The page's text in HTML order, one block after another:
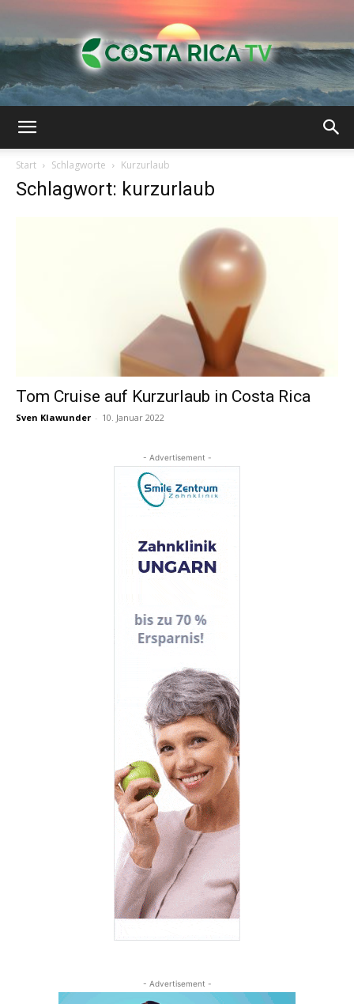
TV
&
Aktuelle
Nachrichten
Start Schlagworte Kurzurlaub
Schlagwort: kurzurlaub
Tom Cruise auf Kurzurlaub in Costa Rica
Sven Klawunder - 10. Januar 2022
- Advertisement -
- Advertisement -